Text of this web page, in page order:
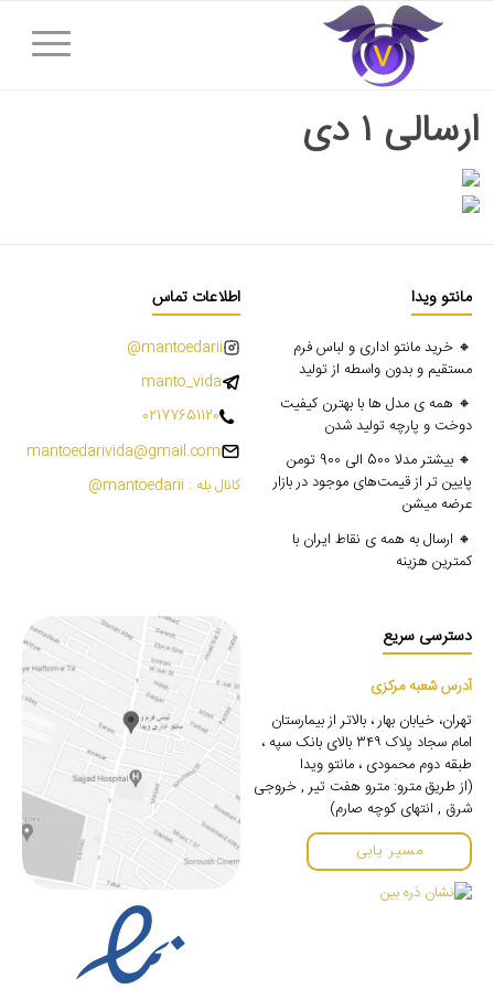
ارسالی ۱ دی
مانتو ویدا
🔸 خرید مانتو اداری و لباس فرم
مستقیم و بدون واسطه از تولید
🔸 همه ی مدل ها با بهترن کیفیت
دوخت و پارچه تولید شدن
🔸 بیشتر مدلا 500 الی 900 تومن
پایین تر از قیمت‌های موجود در بازار
عرضه میشن
🔸 ارسال به همه ی نقاط ایران با
کمترین هزینه
اطلاعات تماس
mantoedarii@
manto_vida
02177651120
mantoedarivida@gmail.com
کانال بله : mantoedarii@
دسترسی سریع
آدرس شعبه مرکزی
تهران، خیابان بهار ، بالاتر از بیمارستان
امام سجاد پلاک ۳۴۹ بالای بانک سپه ،
طبقه دوم محمودی ، مانتو ویدا
(از طریق مترو: مترو هفت تیر , خروجی
شرق , انتهای کوچه صارم)
مسیر یابی